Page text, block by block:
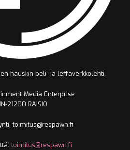
hauskin peli- ja leffaverkkolehti.
Media Enterprise
21200 RAISIO
toimitus@respawn.fi
toimitus@respawn.fi